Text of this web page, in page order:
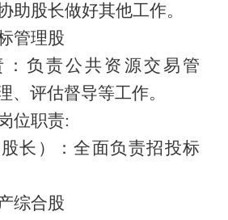
助股长做好其他工作。
管理股
负责公共资源交易管
、评估督导等工作。
位职责:
长）：全面负责招投标
综合股